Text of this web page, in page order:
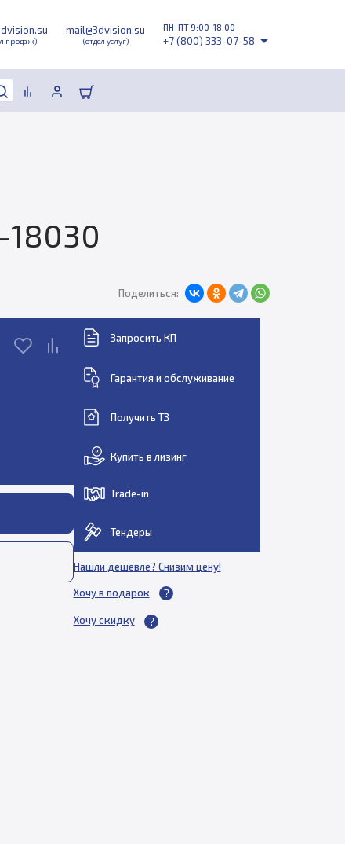
продаж)
mail@3dvision.su
(отдел услуг)
ПН-ПТ 9:00-18:00
+7 (800) 333-07-58
18030
Поделиться:
Запросить КП
Гарантия и обслуживание
Получить ТЗ
Купить в лизинг
Trade-in
Тендеры
Нашли дешевле? Снизим цену!
Хочу в подарок
Хочу скидку